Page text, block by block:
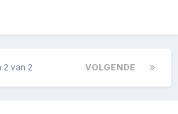
VOLGENDE
2 van 2